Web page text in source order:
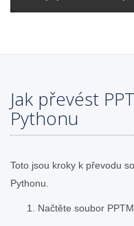
Jak převést
Pythonu
Toto jsou kroky k převodu
Pythonu.
Načtěte soubor